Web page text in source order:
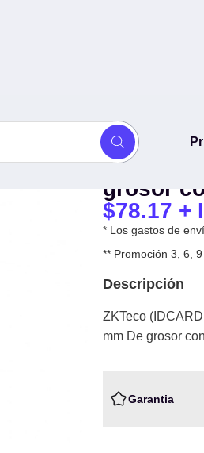
con Folio
ZKTeco
ID
grosor
$78.17 +
* Los gastos de
** Promoción 3, 6,
Descripción
ZKTeco
mm De grosor
Garantia